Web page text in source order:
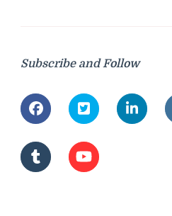
Subscribe and Follow